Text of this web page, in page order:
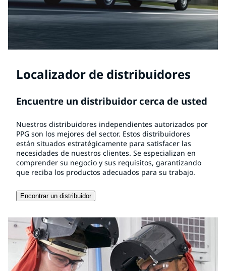
Localizador de distribuidores
Encuentre un distribuidor cerca de usted
Nuestros distribuidores independientes autorizados por
PPG son los mejores del sector. Estos distribuidores
están situados estratégicamente para satisfacer las
necesidades de nuestros clientes. Se especializan en
comprender su negocio y sus requisitos, garantizando
que reciba los productos adecuados para su trabajo.
Encontrar un distribuidor